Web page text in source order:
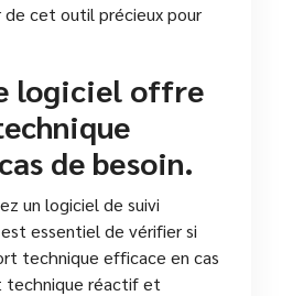
cet outil précieux pour
logiciel offre
de besoin.
un logiciel de suivi
essentiel de vérifier si
technique efficace en cas
technique réactif et